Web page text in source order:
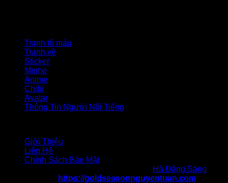
Tranh tô màu
Tranh vẽ
Sticker
Meme
Anime
Chibi
Avatar
Thông Tin Người Nổi Tiếng
Giới Thiệu
Liên Hệ
Chính Sách Bảo Mật
Hà Đăng Sáng
https://goldseasonnguyentuan.com